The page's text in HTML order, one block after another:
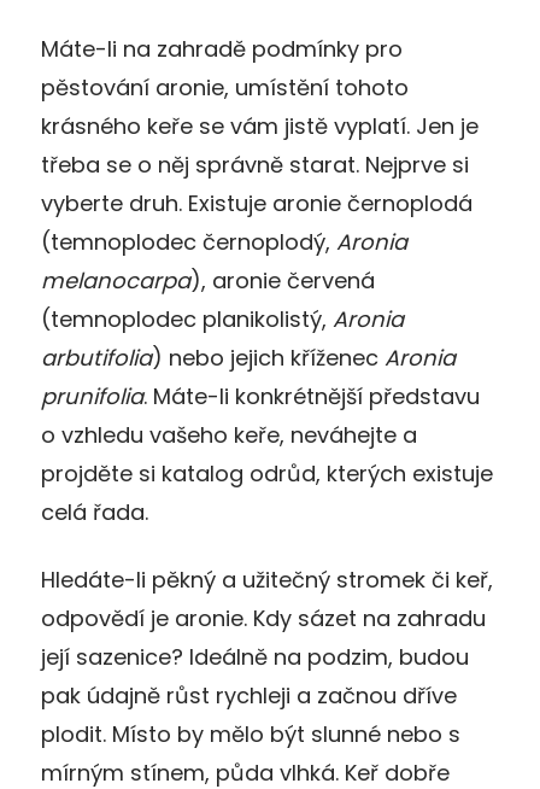
Máte-li na zahradě podmínky pro
pěstování aronie, umístění tohoto
krásného keře se vám jistě vyplatí. Jen je
třeba se o něj správně starat. Nejprve si
vyberte druh. Existuje aronie černoplodá
(temnoplodec černoplodý, Aronia
melanocarpa), aronie červená
(temnoplodec planikolistý, Aronia
arbutifolia) nebo jejich kříženec Aronia
prunifolia. Máte-li konkrétnější představu
o vzhledu vašeho keře, neváhejte a
projděte si katalog odrůd, kterých existuje
celá řada.
Hledáte-li pěkný a užitečný stromek či keř,
odpovědí je aronie. Kdy sázet na zahradu
její sazenice? Ideálně na podzim, budou
pak údajně růst rychleji a začnou dříve
plodit. Místo by mělo být slunné nebo s
mírným stínem, půda vlhká. Keř dobře